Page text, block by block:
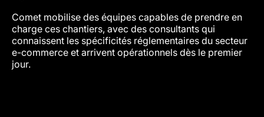
Comet mobilise des équipes capables de prendre en
charge ces chantiers, avec des consultants qui
connaissent les spécificités réglementaires du secteur
e-commerce et arrivent opérationnels dès le premier
jour.